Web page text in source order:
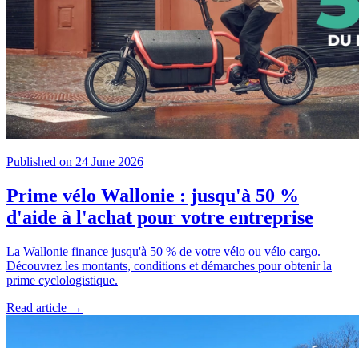
Published on 24 June 2026
Prime vélo Wallonie : jusqu'à 50 %
d'aide à l'achat pour votre entreprise
La Wallonie finance jusqu'à 50 % de votre vélo ou vélo cargo.
Découvrez les montants, conditions et démarches pour obtenir la
prime cyclologistique.
Read article →